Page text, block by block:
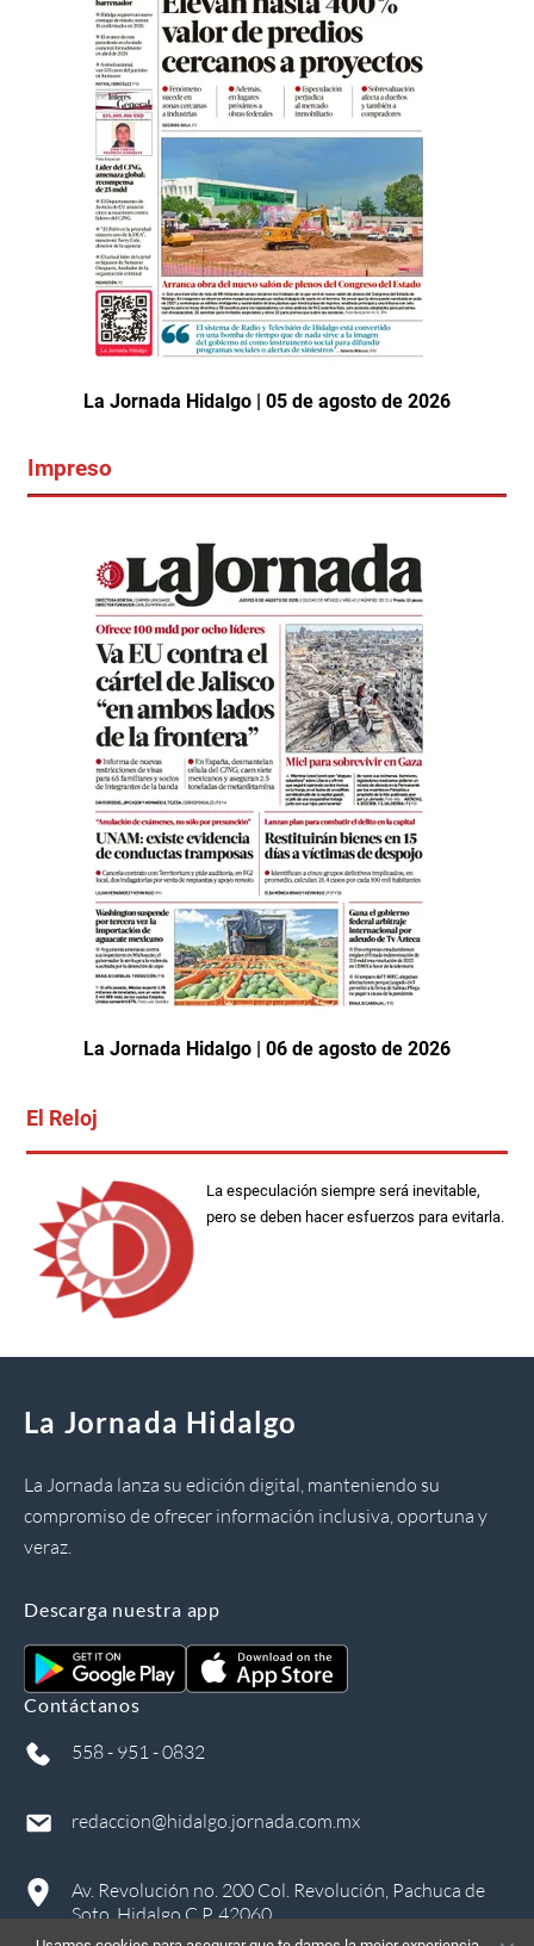
La Jornada Hidalgo | 05 de agosto de 2026
Impreso
La Jornada Hidalgo | 06 de agosto de 2026
El Reloj
La especulación siempre será inevitable,
pero se deben hacer esfuerzos para evitarla.
La Jornada Hidalgo
La Jornada lanza su edición digital, manteniendo su
compromiso de ofrecer información inclusiva, oportuna y
veraz.
Descarga nuestra app
Contáctanos
558 - 951 - 0832
redaccion@hidalgo.jornada.com.mx
Av. Revolución no. 200 Col. Revolución, Pachuca de
Soto, Hidalgo C.P. 42060